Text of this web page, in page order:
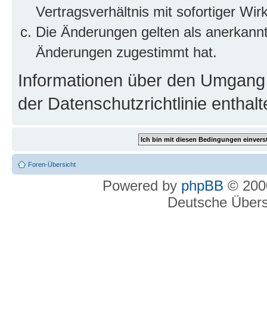
Vertragsverhältnis mit sofortiger
Die Änderungen gelten als
Änderungen zugestimmt hat.
Informationen über den
der Datenschutzrichtlinie
Foren-Übersicht
Powered by phpBB ©
Deutsche